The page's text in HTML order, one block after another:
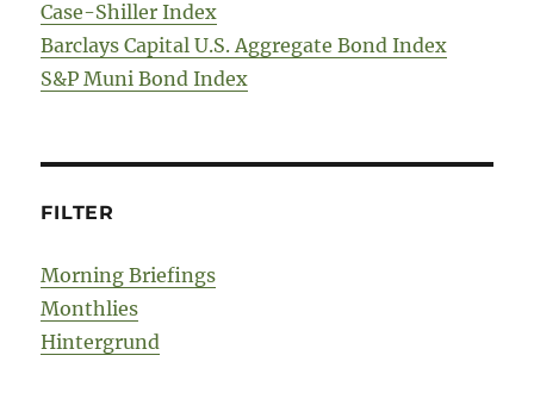
Case-Shiller Index
Barclays Capital U.S. Aggregate Bond Index
S&P Muni Bond Index
FILTER
Morning Briefings
Monthlies
Hintergrund